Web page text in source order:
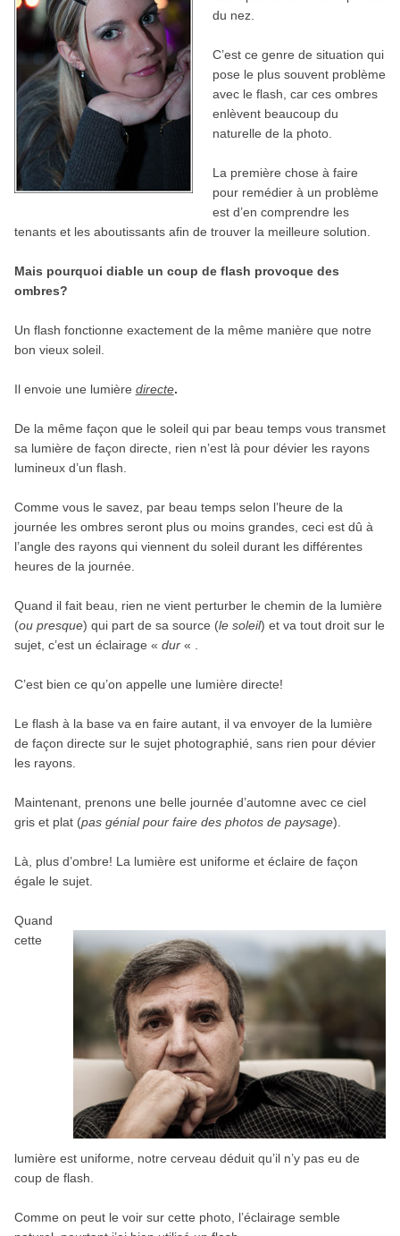
du nez.
C’est ce genre de situation qui
pose le plus souvent problème
avec le flash, car ces ombres
enlèvent beaucoup du
naturelle de la photo.
La première chose à faire
pour remédier à un problème
est d’en comprendre les
tenants et les aboutissants afin de trouver la meilleure solution.
Mais pourquoi diable un coup de flash provoque des
ombres?
Un flash fonctionne exactement de la même manière que notre
bon vieux soleil.
Il envoie une lumière directe.
De la même façon que le soleil qui par beau temps vous transmet
sa lumière de façon directe, rien n’est là pour dévier les rayons
lumineux d’un flash.
Comme vous le savez, par beau temps selon l’heure de la
journée les ombres seront plus ou moins grandes, ceci est dû à
l’angle des rayons qui viennent du soleil durant les différentes
heures de la journée.
Quand il fait beau, rien ne vient perturber le chemin de la lumière
(ou presque) qui part de sa source (le soleil) et va tout droit sur le
sujet, c’est un éclairage « dur « .
C’est bien ce qu’on appelle une lumière directe!
Le flash à la base va en faire autant, il va envoyer de la lumière
de façon directe sur le sujet photographié, sans rien pour dévier
les rayons.
Maintenant, prenons une belle journée d’automne avec ce ciel
gris et plat (pas génial pour faire des photos de paysage).
Là, plus d’ombre! La lumière est uniforme et éclaire de façon
égale le sujet.
Quand
cette
lumière est uniforme, notre cerveau déduit qu’il n’y pas eu de
coup de flash.
Comme on peut le voir sur cette photo, l’éclairage semble